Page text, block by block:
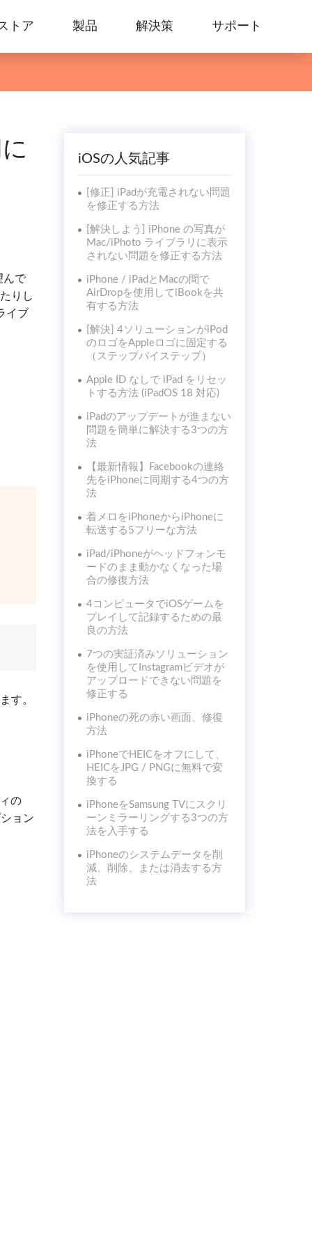
トア 製品 解決策 サポート
んで
りし
イブ
す。
の
ョン
iOSの人気記事
[修正] iPadが充電されない問題
を修正する方法
[解決しよう] iPhone の写真が
Mac/iPhoto ライブラリに表示
されない問題を修正する方法
iPhone / iPadとMacの間で
AirDropを使用してiBookを共
有する方法
[解決] 4ソリューションがiPod
のロゴをAppleロゴに固定する
（ステップバイステップ）
Apple ID なしで iPad をリセッ
トする方法 (iPadOS 18 対応)
iPadのアップデートが進まない
問題を簡単に解決する3つの方
法
【最新情報】Facebookの連絡
先をiPhoneに同期する4つの方
法
着メロをiPhoneからiPhoneに
転送する5フリーな方法
iPad/iPhoneがヘッドフォンモ
ードのまま動かなくなった場
合の修復方法
4コンピュータでiOSゲームを
プレイして記録するための最
良の方法
7つの実証済みソリューション
を使用してInstagramビデオが
アップロードできない問題を
修正する
iPhoneの死の赤い画面、修復
方法
iPhoneでHEICをオフにして、
HEICをJPG / PNGに無料で変
換する
iPhoneをSamsung TVにスクリ
ーンミラーリングする3つの方
法を入手する
iPhoneのシステムデータを削
減、削除、または消去する方
法